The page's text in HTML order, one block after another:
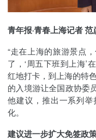
青年报·青春上海记者
“走在上海的旅游景点
了，‘周五下班到上海’
红地打卡，到上海的特
的入境游让全国政协委
他建议，推出一系列
化。
建议进一步扩大免签政